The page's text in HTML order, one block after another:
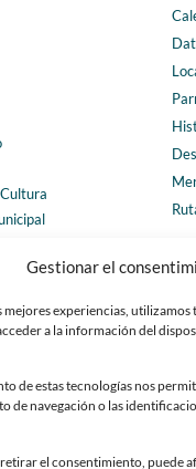
Gestionar el
mejores experiencias,
a la información del
de estas tecnologías nos
de navegación o las
el consentimiento, puede